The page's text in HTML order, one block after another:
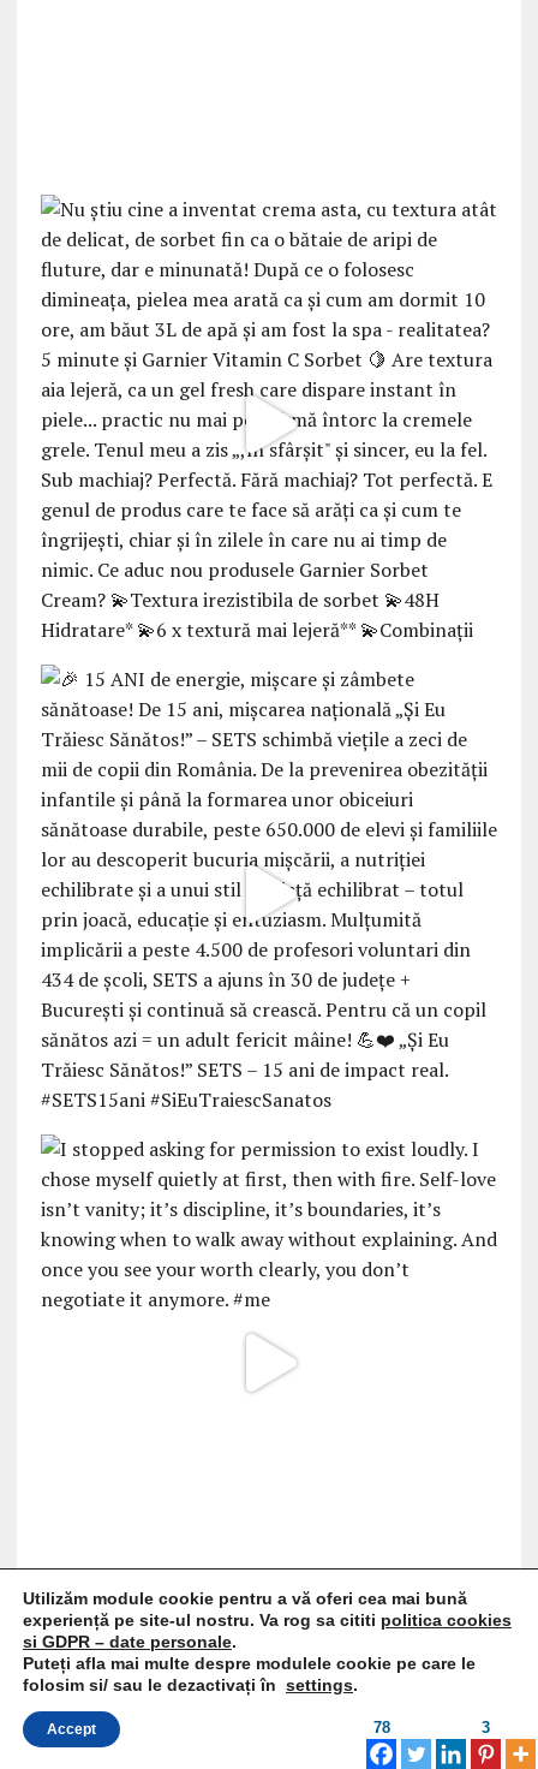
78 3
Utilizăm module cookie pentru a vă oferi cea mai bună
experiență pe site-ul nostru. Va rog sa cititi politica cookies
si GDPR – date personale.
Puteți afla mai multe despre modulele cookie pe care le
folosim si/ sau le dezactivați în settings.
Accept